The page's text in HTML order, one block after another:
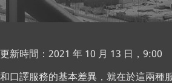
新時間：2021 年 10 月 13 日，9:00
口譯服務的基本差異，就在於這兩種